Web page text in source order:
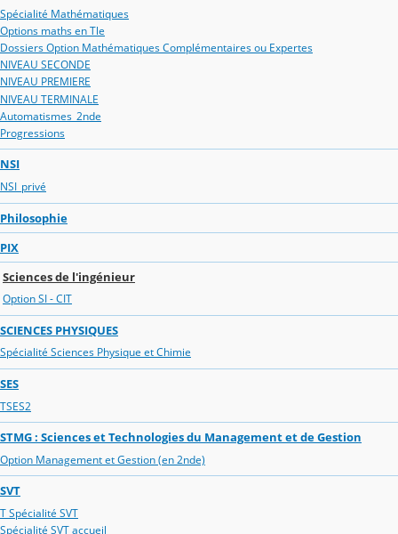
Spécialité Mathématiques
Options maths en Tle
Dossiers Option Mathématiques Complémentaires ou Expertes
NIVEAU SECONDE
NIVEAU PREMIERE
NIVEAU TERMINALE
Automatismes_2nde
Progressions
NSI
NSI_privé
Philosophie
PIX
Sciences de l'ingénieur
Option SI - CIT
SCIENCES PHYSIQUES
Spécialité Sciences Physique et Chimie
SES
TSES2
STMG : Sciences et Technologies du Management et de Gestion
Option Management et Gestion (en 2nde)
SVT
T Spécialité SVT
Spécialité SVT accueil